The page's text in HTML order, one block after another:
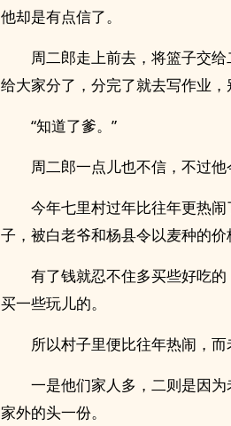
他却是有点信了。
周二郎走上前去，将篮子交
给大家分了，分完了就去写作业，
“知道了爹。”
周二郎一点儿也不信，不过
今年七里村过年比往年更热
子，被白老爷和杨县令以麦种的价
有了钱就忍不住多买些好吃
买一些玩儿的。
所以村子里便比往年热闹，而
一是他们家人多，二则是因
家外的头一份。